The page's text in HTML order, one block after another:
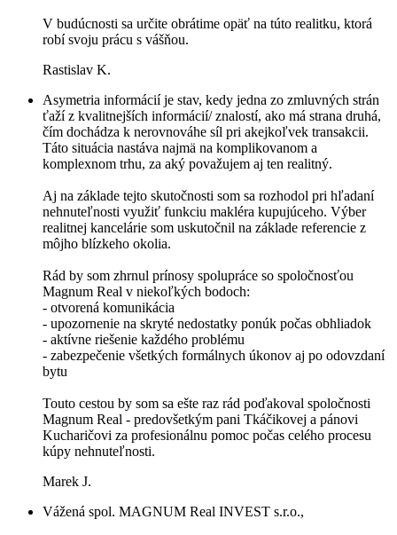
V budúcnosti sa určite obrátime opäť na túto realitku, ktorá
robí svoju prácu s vášňou.
Rastislav K.
Asymetria informácií je stav, kedy jedna zo zmluvných strán
ťaží z kvalitnejších informácií/ znalostí, ako má strana druhá,
čím dochádza k nerovnováhe síl pri akejkoľvek transakcii.
Táto situácia nastáva najmä na komplikovanom a
komplexnom trhu, za aký považujem aj ten realitný.
Aj na základe tejto skutočnosti som sa rozhodol pri hľadaní
nehnuteľnosti využiť funkciu makléra kupujúceho. Výber
realitnej kancelárie som uskutočnil na základe referencie z
môjho blízkeho okolia.
Rád by som zhrnul prínosy spolupráce so spoločnosťou
Magnum Real v niekoľkých bodoch:
- otvorená komunikácia
- upozornenie na skryté nedostatky ponúk počas obhliadok
- aktívne riešenie každého problému
- zabezpečenie všetkých formálnych úkonov aj po odovzdaní
bytu
Touto cestou by som sa ešte raz rád poďakoval spoločnosti
Magnum Real - predovšetkým pani Tkáčikovej a pánovi
Kucharičovi za profesionálnu pomoc počas celého procesu
kúpy nehnuteľnosti.
Marek J.
Vážená spol. MAGNUM Real INVEST s.r.o.,